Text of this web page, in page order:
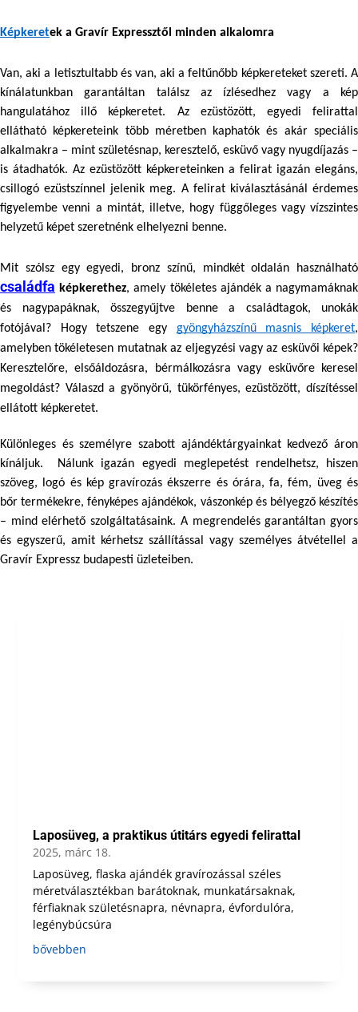
Képkeretek a Gravír Expressztől minden alkalomra
Van, aki a letisztultabb és van, aki a feltűnőbb képkereteket szereti. A
kínálatunkban garantáltan találsz az ízlésedhez vagy a kép
hangulatához illő képkeretet. Az ezüstözött, egyedi felirattal
ellátható képkereteink több méretben kaphatók és akár speciális
alkalmakra – mint születésnap, keresztelő, esküvő vagy nyugdíjazás –
is átadhatók. Az ezüstözött képkereteinken a felirat igazán elegáns,
csillogó ezüstszínnel jelenik meg. A felirat kiválasztásánál érdemes
figyelembe venni a mintát, illetve, hogy függőleges vagy vízszintes
helyzetű képet szeretnénk elhelyezni benne.
családfa képkerethez, amely tökéletes ajándék a nagymamáknak
és nagypapáknak, összegyűjtve benne a családtagok, unokák
fotójával? Hogy tetszene egy gyöngyházszínű masnis képkeret,
amelyben tökéletesen mutatnak az eljegyzési vagy az esküvői képek?
Keresztelőre, elsőáldozásra, bérmálkozásra vagy esküvőre keresel
megoldást? Válaszd a gyönyörű, tükörfényes, ezüstözött, díszítéssel
ellátott képkeretet.
Különleges és személyre szabott ajándéktárgyainkat kedvező áron
kínáljuk.  Nálunk igazán egyedi meglepetést rendelhetsz, hiszen
szöveg, logó és kép gravírozás ékszerre és órára, fa, fém, üveg és
bőr termékekre, fényképes ajándékok, vászonkép és bélyegző készítés
– mind elérhető szolgáltatásaink. A megrendelés garantáltan gyors
és egyszerű, amit kérhetsz szállítással vagy személyes átvétellel a
Gravír Expressz budapesti üzleteiben.
Laposüveg, a praktikus útitárs egyedi felirattal
2025, márc 18.
Laposüveg, flaska ajándék gravírozással széles
méretválasztékban barátoknak, munkatársaknak,
férfiaknak születésnapra, névnapra, évfordulóra,
legénybúcsúra
bővebben